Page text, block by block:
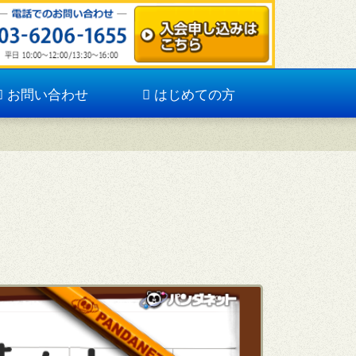
お問い合わせ はじめての方